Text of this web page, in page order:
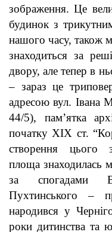
зображення. Це
будинок з
нашого часу, також
знаходиться за
двору, але тепер в
– зараз це
адресою вул. Івана
44/5), пам’ятка
початку ХІХ ст.
створення цього
площа знаходилась
за спогадами
Пухтинського –
народився у
роки дитинства та